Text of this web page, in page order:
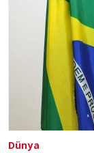
Dünya